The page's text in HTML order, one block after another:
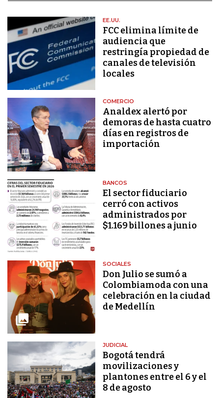
EE.UU.
FCC elimina límite de
audiencia que
restringía propiedad de
canales de televisión
locales
COMERCIO
Analdex alertó por
demoras de hasta cuatro
días en registros de
importación
BANCOS
El sector fiduciario
cerró con activos
administrados por
$1.169 billones a junio
SOCIALES
Don Julio se sumó a
Colombiamoda con una
celebración en la ciudad
de Medellín
JUDICIAL
Bogotá tendrá
movilizaciones y
plantones entre el 6 y el
8 de agosto